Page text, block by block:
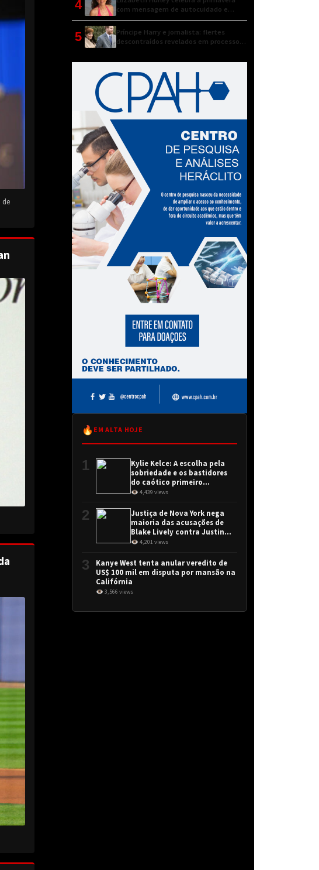
de
4
com mensagem de autocuidado e
conexão natural
5
Príncipe Harry e jornalista: flertes
descontraídos revelados em processo
🔥 EM ALTA HOJE
1
Kylie Kelce: A escolha pela
sobriedade e os bastidores
do caótico primeiro
encontro
👁 4,439 views
2
Justiça de Nova York nega
maioria das acusações de
Blake Lively contra Justin
Baldoni
👁 4,201 views
3
Kanye West tenta anular veredito de
US$ 100 mil em disputa por mansão na
Califórnia
👁 3,566 views